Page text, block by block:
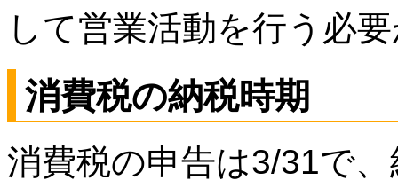
して営業活動を行う必
消費税の納税時期
消費税の申告は3/31で